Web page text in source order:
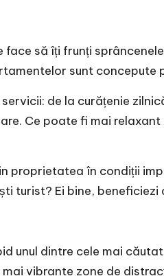
să îți frunți
sunt
de la curățenie
Ce poate fi mai
în condiții
turist? Ei bine,
unul dintre cele mai
vibrante zone de